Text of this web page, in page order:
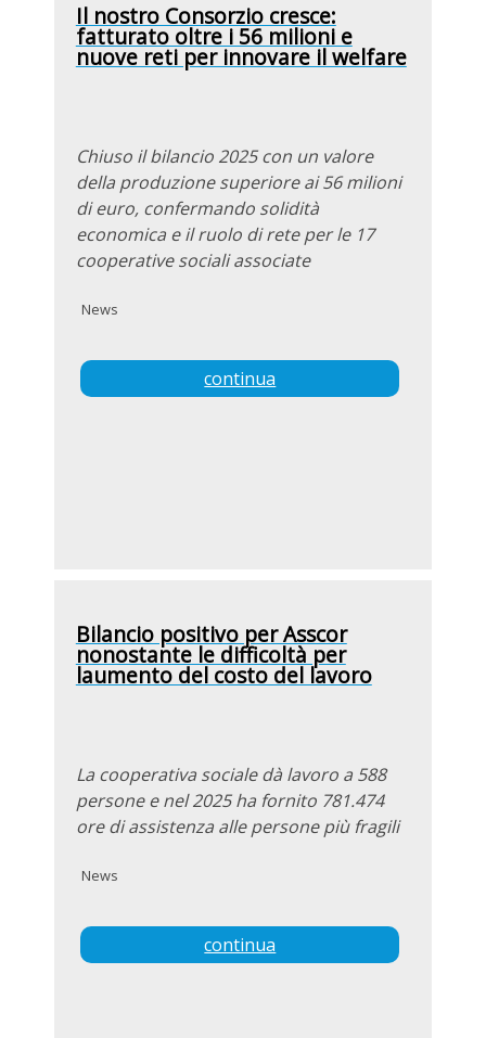
Il nostro Consorzio cresce:
fatturato oltre i 56 milioni e
nuove reti per innovare il welfare
Chiuso il bilancio 2025 con un valore
della produzione superiore ai 56 milioni
di euro, confermando solidità
economica e il ruolo di rete per le 17
cooperative sociali associate
News
continua
Bilancio positivo per Asscor
nonostante le difficoltà per
laumento del costo del lavoro
La cooperativa sociale dà lavoro a 588
persone e nel 2025 ha fornito 781.474
ore di assistenza alle persone più fragili
News
continua